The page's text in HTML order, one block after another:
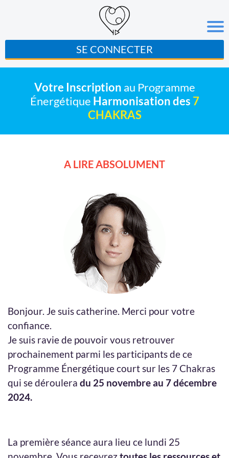
SE CONNECTER
Votre Inscription au Programme
Énergétique Harmonisation des 7
CHAKRAS
A LIRE ABSOLUMENT
Bonjour. Je suis catherine. Merci pour votre
confiance.
Je suis ravie de pouvoir vous retrouver
prochainement parmi les participants de ce
Programme Énergétique court sur les 7 Chakras
qui se déroulera du 25 novembre au 7 décembre
2024.
La première séance aura lieu ce lundi 25